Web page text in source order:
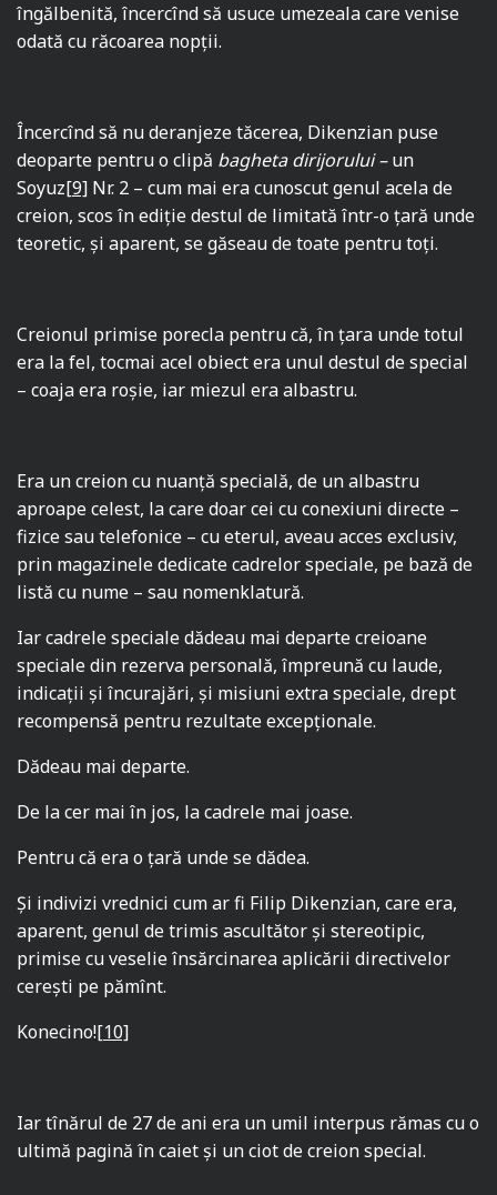
îngălbenită, încercînd să usuce umezeala care venise
odată cu răcoarea nopţii.
Încercînd să nu deranjeze tăcerea, Dikenzian puse
deoparte pentru o clipă bagheta dirijorului –un
Soyuz[9] Nr. 2 – cum mai era cunoscut genul acela de
creion, scos în ediţie destul de limitată într-o ţară unde
teoretic, şi aparent, se găseau de toate pentru toţi.
Creionul primise porecla pentru că, în ţara unde totul
era la fel, tocmai acel obiect era unul destul de special
– coaja era roşie, iar miezul era albastru.
Era un creion cu nuanță specială, de un albastru
aproape celest, la care doar cei cu conexiuni directe –
fizice sau telefonice – cu eterul, aveau acces exclusiv,
prin magazinele dedicate cadrelor speciale, pe bază de
listă cu nume – sau nomenklatură.
Iar cadrele speciale dădeau mai departe creioane
speciale din rezerva personală, împreună cu laude,
indicaţii şi încurajări, şi misiuni extra speciale, drept
recompensă pentru rezultate excepţionale.
Dădeau mai departe.
De la cer mai în jos, la cadrele mai joase.
Pentru că era o ţară unde se dădea.
Şi indivizi vrednici cum ar fi Filip Dikenzian, care era,
aparent, genul de trimis ascultător şi stereotipic,
primise cu veselie însărcinarea aplicării directivelor
cerești pe pămînt.
Konecino![10]
Iar tînărul de 27 de ani era un umil interpus rămas cu o
ultimă pagină în caiet şi un ciot de creion special.